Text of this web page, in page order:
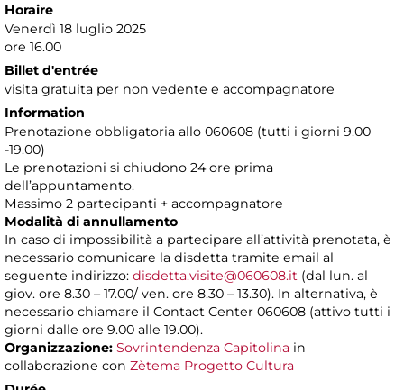
Horaire
Venerdì 18 luglio 2025
ore 16.00
Billet d'entrée
visita gratuita per non vedente e accompagnatore
Information
Prenotazione obbligatoria allo 060608 (tutti i giorni 9.00
-19.00)
Le prenotazioni si chiudono 24 ore prima
dell’appuntamento.
Massimo 2 partecipanti + accompagnatore
Modalità di annullamento
In caso di impossibilità a partecipare all’attività prenotata, è
necessario comunicare la disdetta tramite email al
seguente indirizzo: disdetta.visite@060608.it (dal lun. al
giov. ore 8.30 – 17.00/ ven. ore 8.30 – 13.30). In alternativa, è
necessario chiamare il Contact Center 060608 (attivo tutti i
giorni dalle ore 9.00 alle 19.00).
Organizzazione: Sovrintendenza Capitolina in
collaborazione con Zètema Progetto Cultura